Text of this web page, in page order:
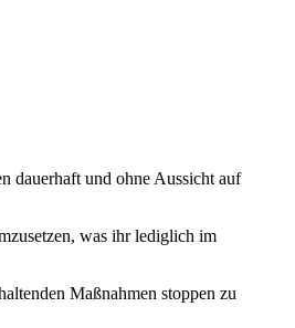
dauerhaft und ohne Aussicht auf
was ihr lediglich im
Maßnahmen stoppen zu